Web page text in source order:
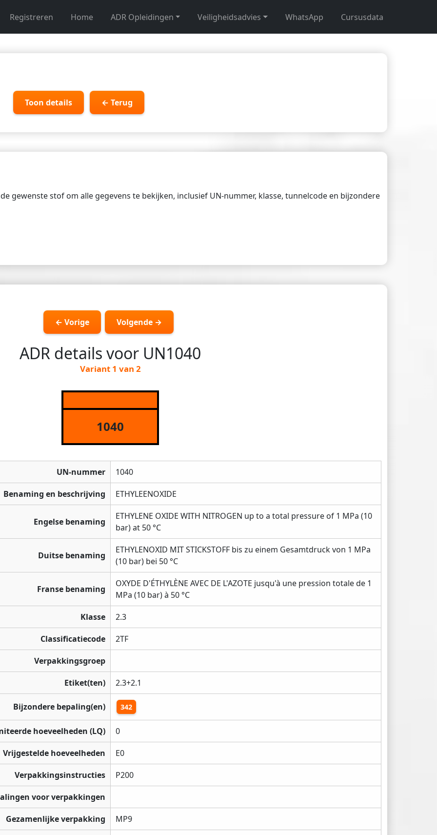
Registreren Home ADR Opleidingen Veiligheidsadvies WhatsApp Cursusdata
Toon details ← Terug
gewenste stof om alle gegevens te bekijken, inclusief UN-nummer, klasse, tunnelcode en bijzondere
← Vorige Volgende →
ADR details voor UN1040
Variant 1 van 2
1040
UN-nummer 1040
Benaming en beschrijving ETHYLEENOXIDE
Engelse benaming
ETHYLENE OXIDE WITH NITROGEN up to a total pressure of 1 MPa (10
bar) at 50 °C
Duitse benaming
ETHYLENOXID MIT STICKSTOFF bis zu einem Gesamtdruck von 1 MPa
(10 bar) bei 50 °C
Franse benaming
OXYDE D'ÉTHYLÈNE AVEC DE L'AZOTE jusqu'à une pression totale de 1
MPa (10 bar) à 50 °C
Klasse 2.3
Classificatiecode 2TF
Verpakkingsgroep
Etiket(ten) 2.3+2.1
Bijzondere bepaling(en) 342
hoeveelheden (LQ) 0
Vrijgestelde hoeveelheden E0
Verpakkingsinstructies P200
voor verpakkingen
Gezamenlijke verpakking MP9